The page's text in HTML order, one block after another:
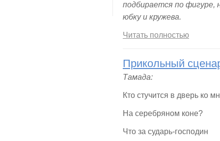
подбирается по фигуре,
юбку и кружева.
Читать полностью
Прикольный
Тамада:
Кто стучится в дверь ко
На серебряном коне?
Что за сударь-господин